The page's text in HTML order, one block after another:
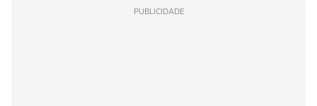
PUBLICIDADE